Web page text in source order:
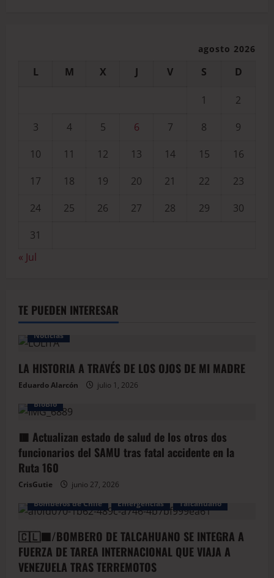
agosto 2026
L M X J V S D
1
2
3
4 5 6 7 8
9
10
11 12 13 14 15
16
17
18 19 20 21 22
23
24
25 26 27 28 29
30
31
« Jul
TE PUEDEN INTERESAR
Noticias
LA HISTORIA A TRAVÉS DE LOS OJOS DE MI MADRE
Eduardo Alarcón
julio 1, 2026
BioBio
🟥 Actualizan estado de salud de los otros dos
funcionarios del SAMU tras fatal accidente en la
Ruta 160
CrisGutie
junio 27, 2026
Bomberos de Chile
Emergencias Talcahuano
🇨🇱🟦/BOMBERO DE TALCAHUANO SE INTEGRA A
FUERZA DE TAREA INTERNACIONAL QUE VIAJA A
VENEZUELA TRAS TERREMOTOS